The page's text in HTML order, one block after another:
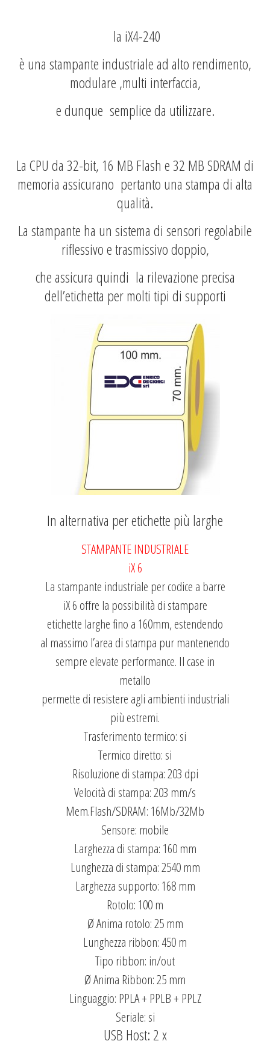
la iX4-240
è una stampante industriale ad alto rendimento,
modulare ,multi interfaccia,
e dunque semplice da utilizzare.
La CPU da 32-bit, 16 MB Flash e 32 MB SDRAM di
memoria assicurano pertanto una stampa di alta
qualità.
La stampante ha un sistema di sensori regolabile
riflessivo e trasmissivo doppio,
che assicura quindi la rilevazione precisa
dell’etichetta per molti tipi di supporti
In alternativa per etichette più larghe
STAMPANTE INDUSTRIALE
iX 6
La stampante industriale per codice a barre
iX 6 offre la possibilità di stampare
etichette larghe fino a 160mm, estendendo
al massimo l’area di stampa pur mantenendo
sempre elevate performance. Il case in
metallo
permette di resistere agli ambienti industriali
più estremi.
Trasferimento termico: si
Termico diretto: si
Risoluzione di stampa: 203 dpi
Velocità di stampa: 203 mm/s
Mem.Flash/SDRAM: 16Mb/32Mb
Sensore: mobile
Larghezza di stampa: 160 mm
Lunghezza di stampa: 2540 mm
Larghezza supporto: 168 mm
Rotolo: 100 m
Ø Anima rotolo: 25 mm
Lunghezza ribbon: 450 m
Tipo ribbon: in/out
Ø Anima Ribbon: 25 mm
Linguaggio: PPLA + PPLB + PPLZ
Seriale: si
USB Host: 2 x